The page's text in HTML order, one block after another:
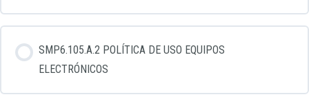
BV_000_08 RRHH Y ADMINISTRACIÓN
SMP6.105.A.2 POLÍTICA DE USO EQUIPOS
ELECTRÓNICOS